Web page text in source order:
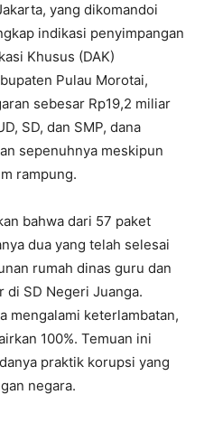
yang dikomandoi
indikasi penyimpangan
Khusus (DAK)
Pulau Morotai,
sebesar Rp19,2 miliar
SD, dan SMP, dana
sepenuhnya meskipun
rampung.
bahwa dari 57 paket
dua yang telah selesai
rumah dinas guru dan
di SD Negeri Juanga.
mengalami keterlambatan,
100%. Temuan ini
praktik korupsi yang
negara.